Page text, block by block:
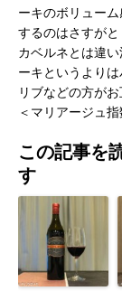
ーキのボリュー
するのはさすがと
カベルネとは違
ーキというより
リブなどの方が
＜マリアージュ
この記事を
す